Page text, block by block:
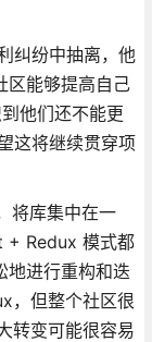
纠纷中抽离，他
区能够提高自己
他们还不能更
这将继续贯穿项
将库集中在一
+ Redux 模式都
地进行重构和迭
，但整个社区很
转变可能很容易